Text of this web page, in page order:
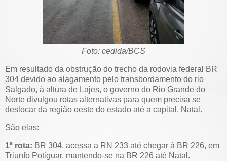
Foto: cedida/BCS
Em resultado da obstrução do trecho da rodovia federal BR
304 devido ao alagamento pelo transbordamento do rio
Salgado, à altura de Lajes, o governo do Rio Grande do
Norte divulgou rotas alternativas para quem precisa se
deslocar da região oeste do estado até a capital, Natal.
São elas:
1ª rota: BR 304, acessa a RN 233 até chegar à BR 226, em
Triunfo Potiguar, mantendo-se na BR 226 até Natal.